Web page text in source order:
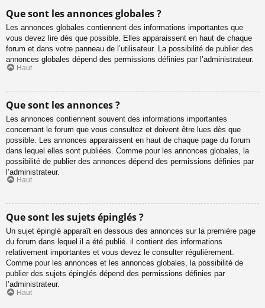
Que sont les annonces globales ?
Les annonces globales contiennent des informations importantes que
vous devez lire dès que possible. Elles apparaissent en haut de chaque
forum et dans votre panneau de l’utilisateur. La possibilité de publier des
annonces globales dépend des permissions définies par l’administrateur.
Haut
Que sont les annonces ?
Les annonces contiennent souvent des informations importantes
concernant le forum que vous consultez et doivent être lues dès que
possible. Les annonces apparaissent en haut de chaque page du forum
dans lequel elles sont publiées. Comme pour les annonces globales, la
possibilité de publier des annonces dépend des permissions définies par
l’administrateur.
Haut
Que sont les sujets épinglés ?
Un sujet épinglé apparaît en dessous des annonces sur la première page
du forum dans lequel il a été publié. il contient des informations
relativement importantes et vous devez le consulter régulièrement.
Comme pour les annonces et les annonces globales, la possibilité de
publier des sujets épinglés dépend des permissions définies par
l’administrateur.
Haut